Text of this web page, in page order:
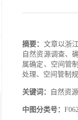
摘要： 文章以浙
自然资源调查、
属确定、空间管
处理、空间管制
关键词： 自然资
中图分类号：